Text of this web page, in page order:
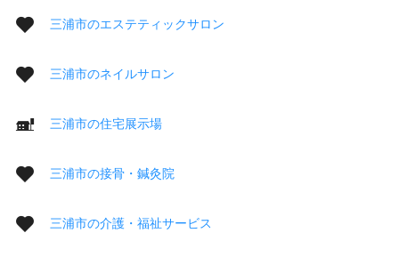
三浦市のエステティックサロン
三浦市のネイルサロン
三浦市の住宅展示場
三浦市の接骨・鍼灸院
三浦市の介護・福祉サービス